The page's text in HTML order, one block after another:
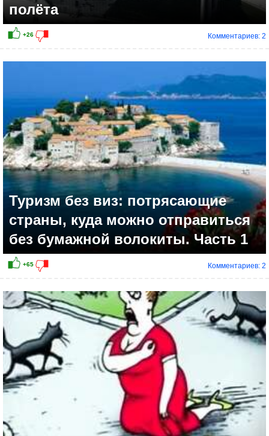
+17
полёта
Комментариев: 2
Туризм без виз: потрясающие
страны, куда можно отправиться
без бумажной волокиты. Часть 1
Комментариев: 2